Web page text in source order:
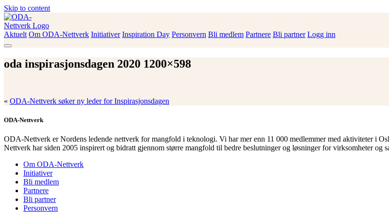
Skip to content
Aktuelt Om ODA-Nettverk Initiativer Inspiration Day Personvern Bli medlem Partnere Bli partner Logg inn
oda inspirasjonsdagen 2020 1200×598
« ODA-Nettverk søker ny leder for Inspirasjonsdagen
ODA-Nettverk
ODA-Nettverk er Nordens ledende nettverk for mangfold i teknologi. Vi har mer enn 11 000 medlemmer med aktiviteter i
Nettverk har siden 2005 inspirert og bidratt gjennom større mangfold til bedre beslutninger og løsninger for virksomheter og
Om ODA-Nettverk
Initiativer
Bli medlem
Partnere
Bli partner
Personvern